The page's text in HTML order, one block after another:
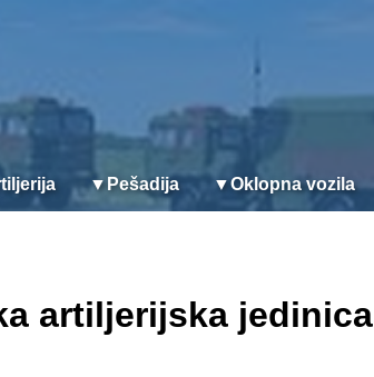
▼ Pešadija ▼Oklopna vozila
artiljerijska